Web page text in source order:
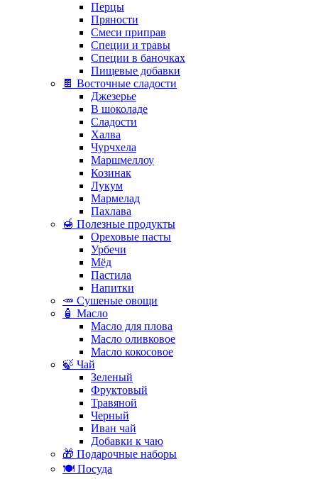
Перцы
Пряности
Смеси приправ
Специи и травы
Специи в баночках
Пищевые добавки
🍫 Восточные сладости
Джезерье
В шоколаде
Сладости
Халва
Чурчхела
Маршмеллоу
Козинак
Лукум
Мармелад
Пахлава
🍯 Полезные продукты
Ореховые пасты
Урбечи
Мёд
Пастила
Напитки
🥕 Сушеные овощи
🧴 Масло
Масло для плова
Масло оливковое
Масло кокосовое
🍃 Чай
Зеленый
Фруктовый
Травяной
Черный
Иван чай
Добавки к чаю
🎁 Подарочные наборы
🍽️ Посуда